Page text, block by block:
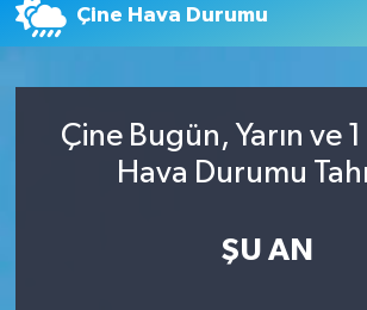
Çine Hava Durumu
Çine Bugün, Yarın ve
Hava Durumu
ŞU AN
Yazarlar
KDZ. Ereğli
Alaplı
Merkez Trafik Yoğunluk Haritası
Tüm Manşetler